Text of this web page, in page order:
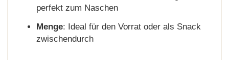
perfekt zum Naschen
Menge: Ideal für den Vorrat oder als Snack
zwischendurch